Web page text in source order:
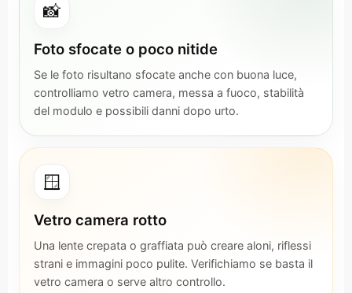
📸
Foto sfocate o poco nitide
Se le foto risultano sfocate anche con buona luce,
controlliamo vetro camera, messa a fuoco, stabilità
del modulo e possibili danni dopo urto.
🪟
Vetro camera rotto
Una lente crepata o graffiata può creare aloni, riflessi
strani e immagini poco pulite. Verifichiamo se basta il
vetro camera o serve altro controllo.